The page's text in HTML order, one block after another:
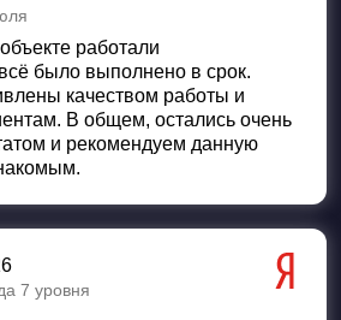
работали
было выполнено в срок.
качеством работы и
В общем, остались очень
и рекомендуем данную
7 уровня